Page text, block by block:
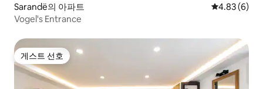
Sarandë의 아파트 평점 4.83점
4.83 (6)
Vogel's Entrance
게스트 선호
게스트 선호